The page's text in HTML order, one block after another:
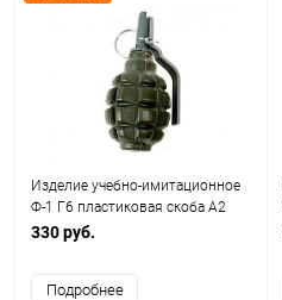
Изделие учебно-имитационное
Ф-1 Г6 пластиковая скоба A2
tech (горох)
330 руб.
Подробнее